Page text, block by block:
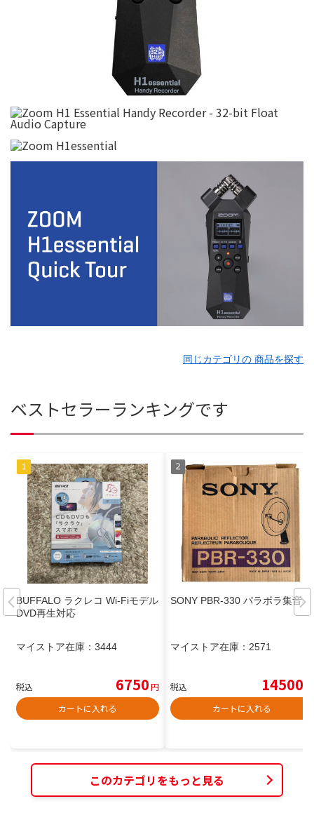
同じカテゴリの 商品を探す
ベストセラーランキングです
BUFFALO ラクレコ Wi-Fiモデル
DVD再生対応
マイストア在庫： 3444
税込 6750円
カートに入れる
SONY PBR-330 パラボラ集音器
マイストア在庫： 2571
税込 14500
カートに入れる
このカテゴリをもっと見る